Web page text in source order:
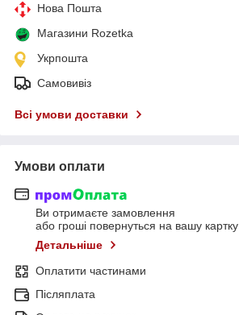
Нова Пошта
Магазини Rozetka
Укрпошта
Самовивіз
Всі умови доставки
Умови оплати
Ви отримаєте замовлення
або гроші повернуться на вашу картку
Детальніше
Оплатити частинами
Післяплата